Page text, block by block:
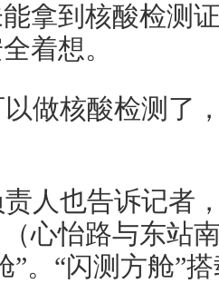
拿到核酸检测
着想。
做核酸检测了
人也告诉记者
心怡路与东站
”。“闪测方舱”